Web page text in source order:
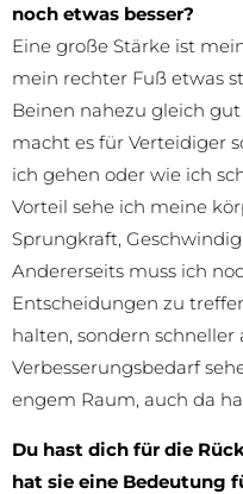
noch etwas besser?
Eine große Stärke ist
mein rechter Fuß etwas
Beinen nahezu gleich
macht es für Verteidiger
ich gehen oder wie ich
Vorteil sehe ich meine
Sprungkraft,
Andererseits muss ich
Entscheidungen zu
halten, sondern schneller
Verbesserungsbedarf
engem Raum, auch da
Du hast dich für die
hat sie eine Bedeutung